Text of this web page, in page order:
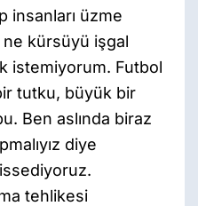
insanları üzme
ne kürsüyü işgal
istemiyorum. Futbol
tutku, büyük bir
Ben aslında biraz
diye
tehlikesi